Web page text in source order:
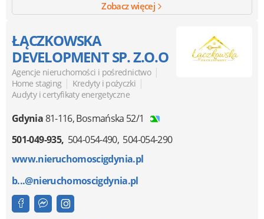
Zobacz więcej
ŁĄCZKOWSKA
DEVELOPMENT SP. Z.O.O
Agencje nieruchomości i pośrednictwo |
Home staging | Kredyty i pożyczki |
Audyty i certyfikaty energetyczne
Gdynia81-116,Bosmańska 52/1
501-049-935 504-054-490 504-054-290
www.nieruchomoscigdynia.pl
b...@nieruchomoscigdynia.pl